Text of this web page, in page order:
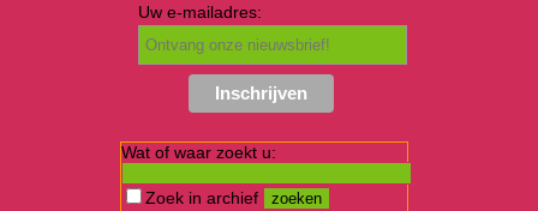
Uw e-mailadres:
Wat of waar zoekt u:
Zoek in archief